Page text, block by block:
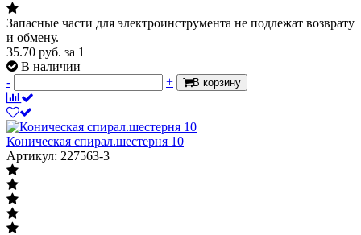
Запасные части для электроинструмента не подлежат возврату
и обмену.
35.70 руб. за 1
В наличии
-
+ В корзину
Коническая спирал.шестерня 10
Артикул: 227563-3